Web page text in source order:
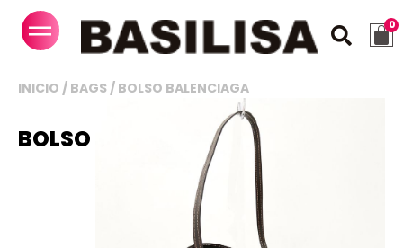
INICIO / BAGS / BOLSO BALENCIAGA
BOLSO